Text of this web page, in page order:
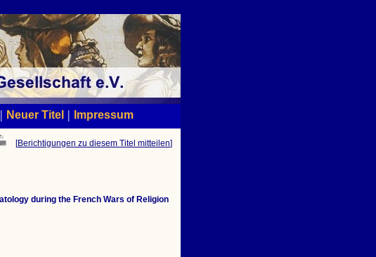
| Neuer Titel | Impressum
[Berichtigungen zu diesem Titel mitteilen]
during the French Wars of Religion